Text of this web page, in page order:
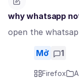
why whatsapp
open the
Mở 1
Firefox